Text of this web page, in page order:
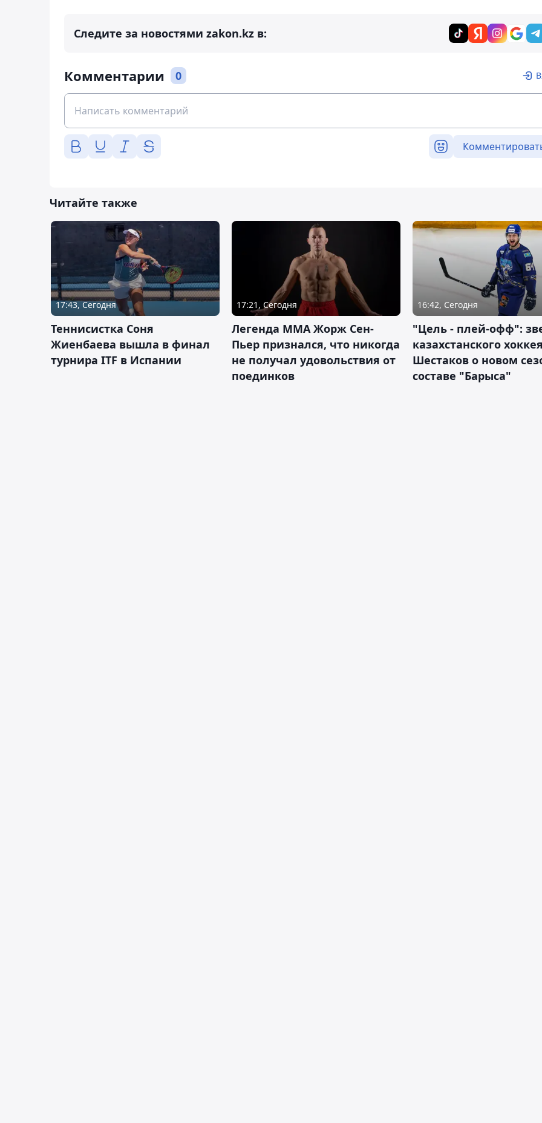
Следите за новостями zakon.kz в:
Комментарии 0
Читайте также
17:43, Сегодня
Теннисистка Соня
Жиенбаева вышла в финал
турнира ITF в Испании
17:21, Сегодня
Легенда ММА Жорж Сен-
Пьер признался, что никогда
не получал удовольствия от
поединков
16:42, Сегодня
"Цель - плей-офф":
казахстанского
Шестаков о новом
составе "Барыса"